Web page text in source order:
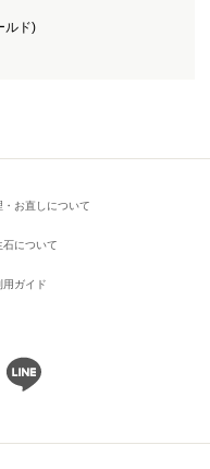
ルド)
・お直しについて
石について
用ガイド